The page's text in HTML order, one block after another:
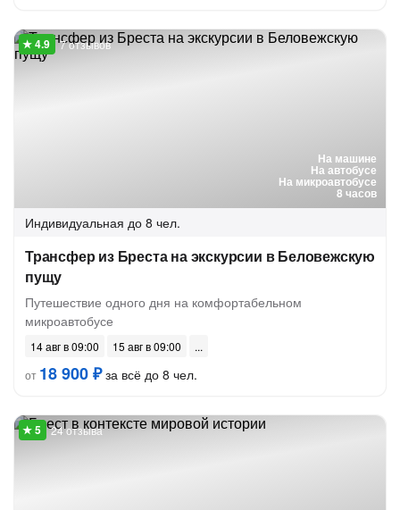
На машине
На автобусе
На микроавтобусе
8 часов
7 отзывов
Индивидуальная до 8 чел.
Трансфер из Бреста на экскурсии в Беловежскую
пущу
Путешествие одного дня на комфортабельном
микроавтобусе
14 авг в 09:00
15 авг в 09:00
от 18 900 ₽за всё до 8 чел.
24 отзыва